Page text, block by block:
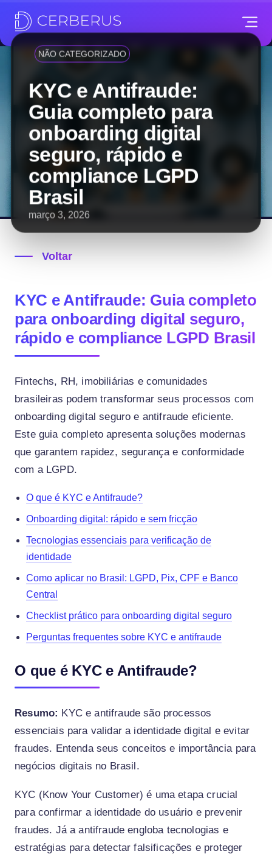
NÃO CATEGORIZADO
KYC e Antifraude:
Guia completo para
onboarding digital
seguro, rápido e
compliance LGPD
Brasil
março 3, 2026
Voltar
KYC e Antifraude: Guia completo
para onboarding digital seguro,
rápido e compliance LGPD Brasil
Fintechs, RH, imobiliárias e comunidades
brasileiras podem transformar seus processos com
onboarding digital seguro e antifraude eficiente.
Este guia completo apresenta soluções modernas
que garantem rapidez, segurança e conformidade
com a LGPD.
O que é KYC e Antifraude?
Onboarding digital: rápido e sem fricção
Tecnologias essenciais para verificação de
identidade
Como aplicar no Brasil: LGPD, Pix, CPF e Banco
Central
Checklist prático para onboarding digital seguro
Perguntas frequentes sobre KYC e antifraude
O que é KYC e Antifraude?
Resumo: KYC e antifraude são processos
essenciais para validar a identidade digital e evitar
fraudes. Entenda seus conceitos e importância para
negócios digitais no Brasil.
KYC (Know Your Customer) é uma etapa crucial
para confirmar a identidade do usuário e prevenir
fraudes. Já a antifraude engloba tecnologias e
estratégias para detectar falsificações e proteger